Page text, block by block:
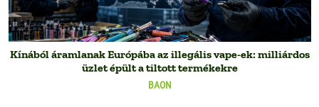
BAON
Kínából áramlanak Európába az illegális vape-ek: milliárdos
üzlet épült a tiltott termékekre